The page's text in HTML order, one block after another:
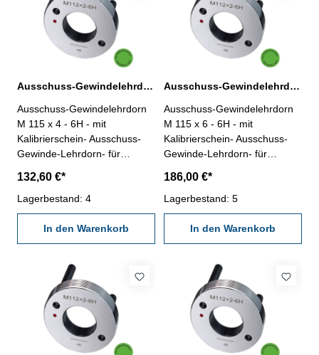
Ausschuss-Gewindelehrdorn M 115 x 4 - 6H DIN 13
Ausschuss-Gewindelehrdorn
M 115 x 4 - 6H - mit
Kalibrierschein- Ausschuss-
Gewinde-Lehrdorn- für
rechts- aus gehärtetem
Lehrenstahl- Norm DIN 13,
6H- mit Erleichterungsbohrung
und zwei Handgriffen
Nennmaß: M 115 x 4
132,60 €*
Lagerbestand: 4
In den Warenkorb
Ausschuss-Gewindelehrdorn M 115 x 6 - 6H DIN 13
Ausschuss-Gewindelehrdorn
M 115 x 6 - 6H - mit
Kalibrierschein- Ausschuss-
Gewinde-Lehrdorn- für
rechts- aus gehärtetem
Lehrenstahl- Norm DIN 13,
6H- mit Erleichterungsbohrung
und zwei Handgriffen
Nennmaß: M 115 x 6
186,00 €*
Lagerbestand: 5
In den Warenkorb